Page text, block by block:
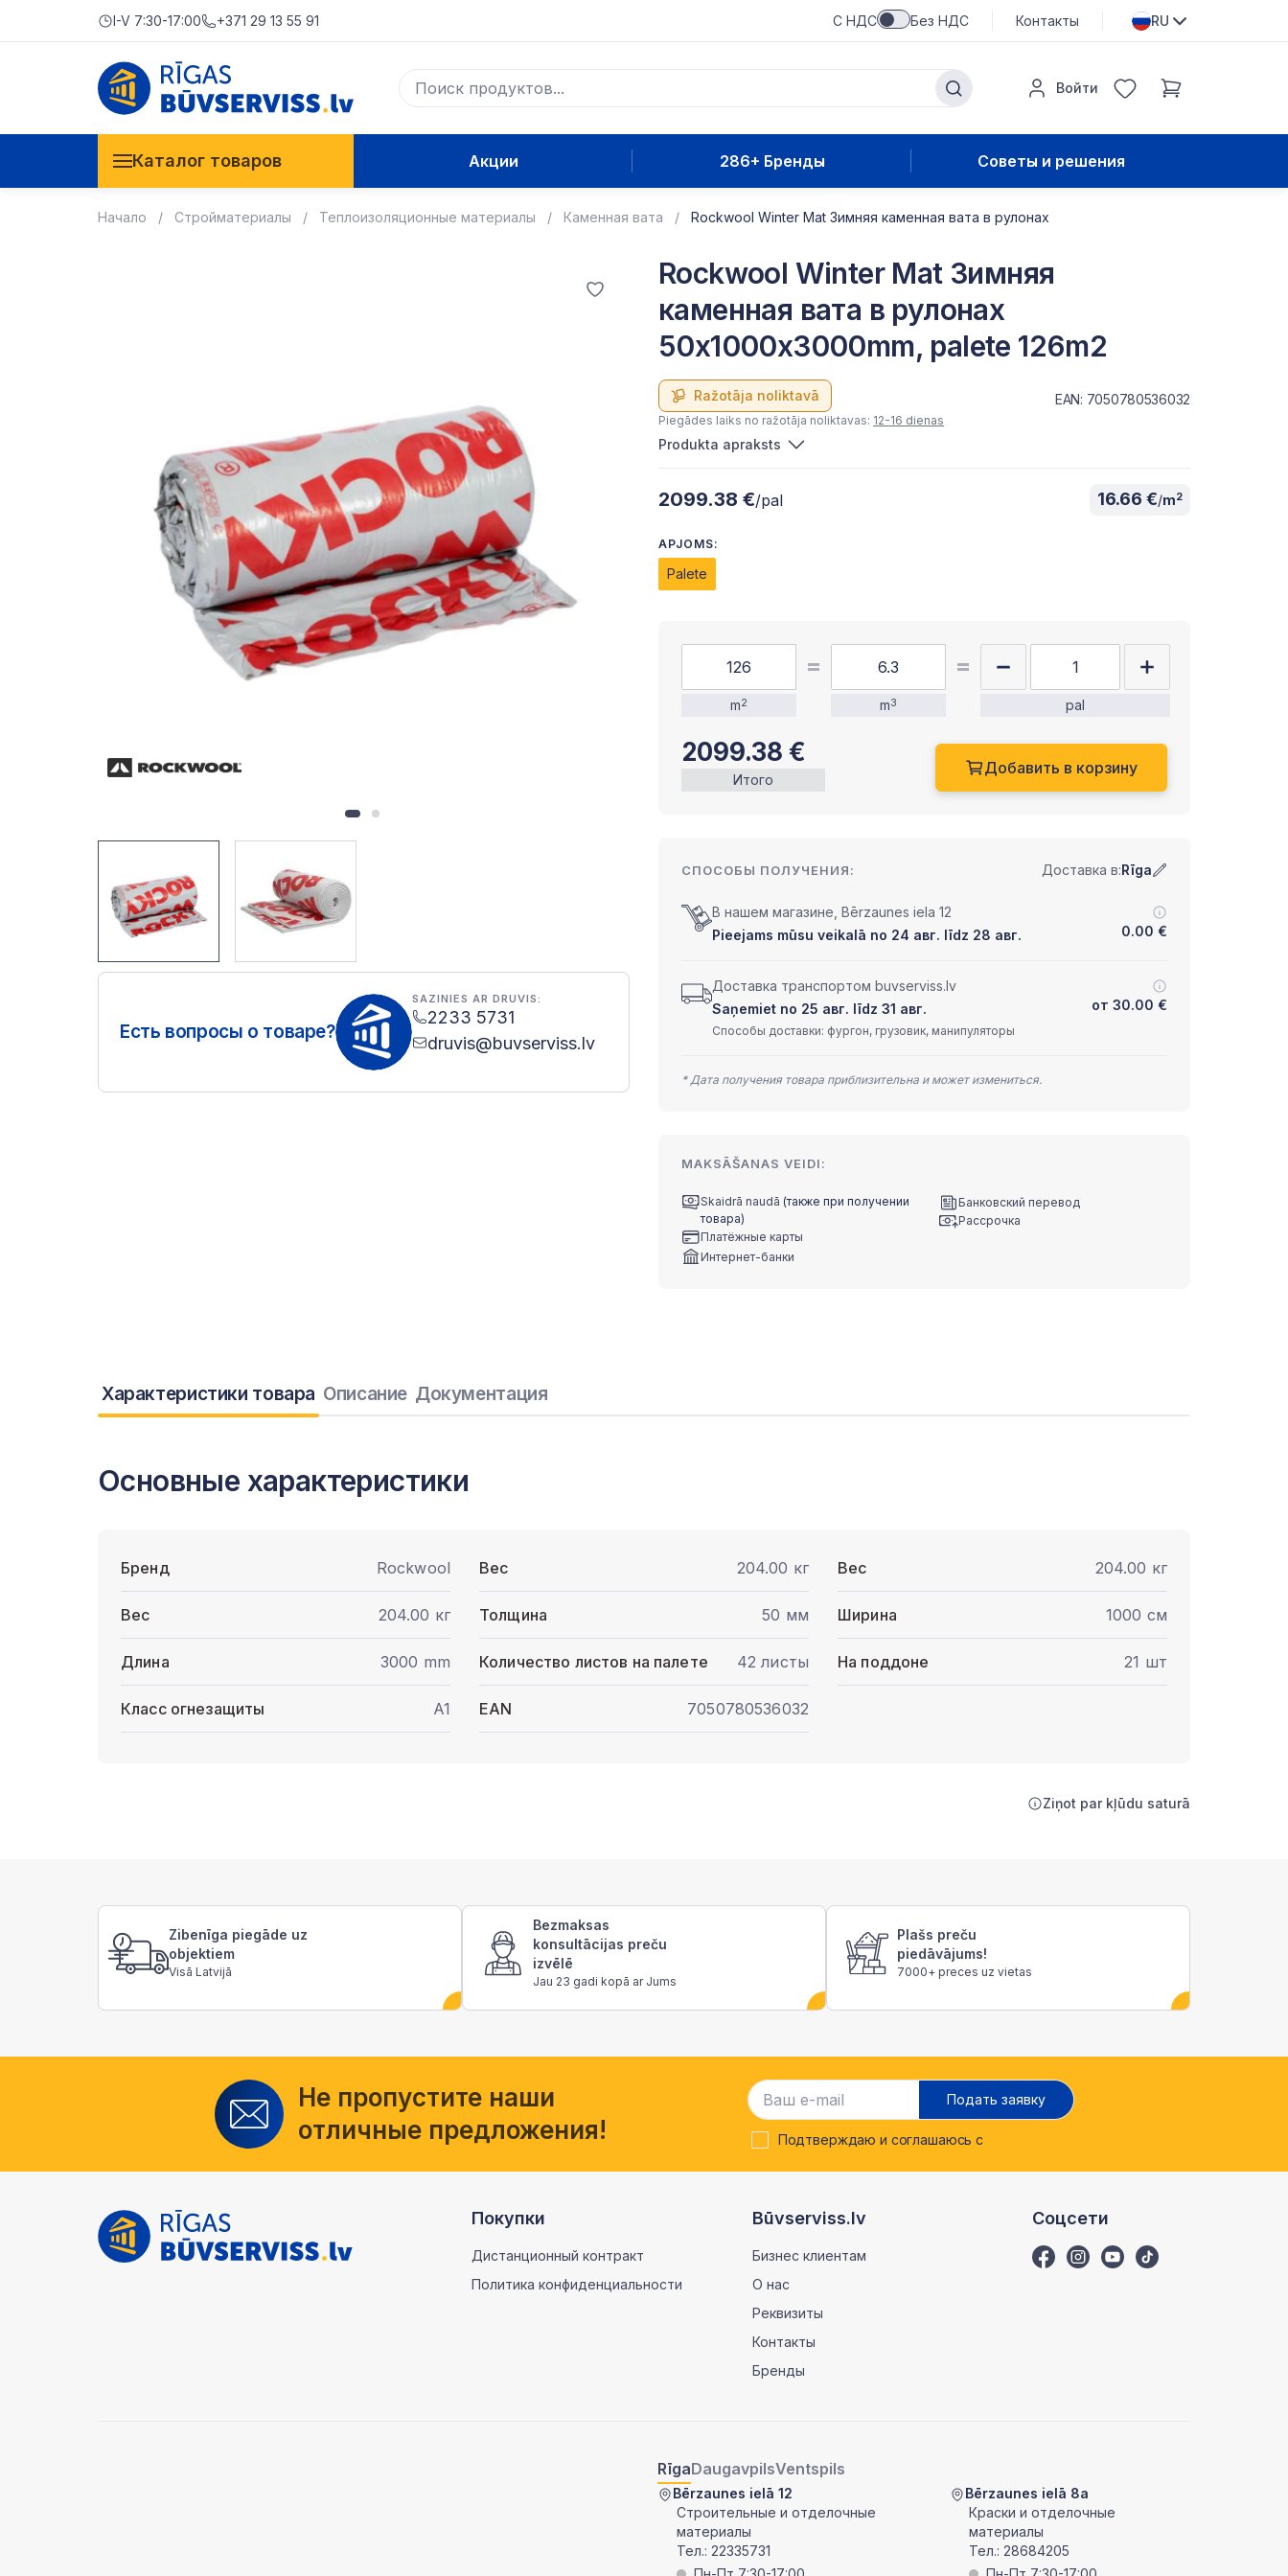
I-V 7:30-17:00 +371 29 13 55 91 С НДС Без НДС Контакты RU
Войти
Каталог товаров Акции 286+ Бренды Советы и решения
Начало Стройматериалы Теплоизоляционные материалы Каменная вата Rockwool Winter Mat Зимняя каменная вата в рулонах
Есть вопросы о товаре?
SAZINIES AR DRUVIS:
2233 5731
druvis@buvserviss.lv
Rockwool Winter Mat Зимняя
каменная вата в рулонах
50x1000x3000mm, palete 126m2
Ražotāja noliktavā EAN: 7050780536032
Piegādes laiks no ražotāja noliktavas: 12-16 dienas
Produkta apraksts
2099.38 €/pal 16.66 €/m2
APJOMS:
Palete
m2 m3 pal
2099.38 €
Итого
Добавить в корзину
СПОСОБЫ ПОЛУЧЕНИЯ: Доставка в:Rīga
В нашем магазине, Bērzaunes iela 12
Pieejams mūsu veikalā no 24 авг. līdz 28 авг.
0.00 €
Доставка транспортом buvserviss.lv
Saņemiet no 25 авг. līdz 31 авг.
от 30.00 €
Способы доставки: фургон, грузовик, манипуляторы
* Дата получения товара приблизительна и может измениться.
MAKSĀŠANAS VEIDI:
Skaidrā naudā (также при получении
товара)
Платёжные карты
Интернет-банки
Банковский перевод
Рассрочка
Характеристики товара Описание Документация
Основные характеристики
Бренд Rockwool Вес 204.00 кг Вес 204.00 кг
Вес 204.00 кг Толщина 50 мм Ширина 1000 см
Длина 3000 mm Количество листов на палете 42 листы На поддоне 21 шт
Класс огнезащиты A1 EAN 7050780536032
Ziņot par kļūdu saturā
Zibenīga piegāde uz
objektiem
Visā Latvijā
Bezmaksas
konsultācijas preču
izvēlē
Jau 23 gadi kopā ar Jums
Plašs preču
piedāvājums!
7000+ preces uz vietas
Не пропустите наши
отличные предложения!
Подать заявку
Подтверждаю и соглашаюсь с
Покупки
Дистанционный контракт
Политика конфиденциальности
Būvserviss.lv
Бизнес клиентам
О нас
Реквизиты
Контакты
Бренды
Соцсети
RīgaDaugavpilsVentspils
Bērzaunes ielā 12
Строительные и отделочные
материалы
Тел.: 22335731
Bērzaunes ielā 8a
Краски и отделочные
материалы
Тел.: 28684205